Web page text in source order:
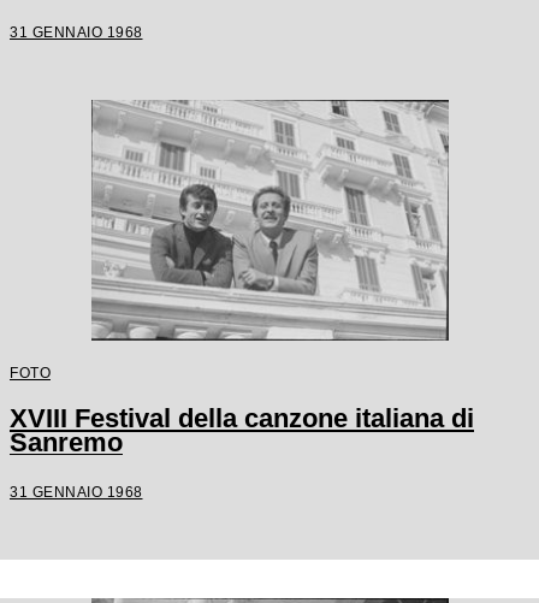
31 GENNAIO 1968
FOTO
XVIII Festival della canzone italiana di
Sanremo
31 GENNAIO 1968